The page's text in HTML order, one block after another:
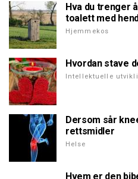
Hva du trenger
toalett med
Hjemmekos
Hvordan stave
Intellektuelle
Dersom sår
rettsmidler
Helse
Hvem er den